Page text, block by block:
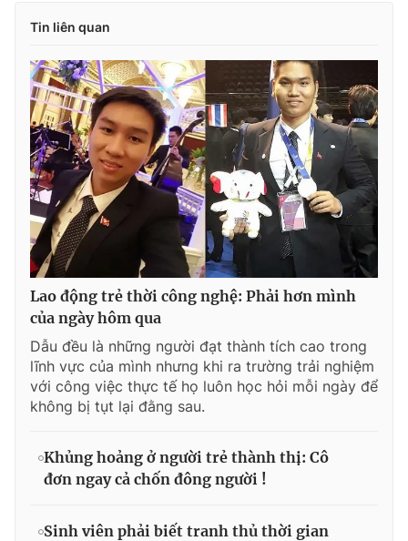
Tin liên quan
Lao động trẻ thời công nghệ: Phải hơn mình
của ngày hôm qua
Dẫu đều là những người đạt thành tích cao trong
lĩnh vực của mình nhưng khi ra trường trải nghiệm
với công việc thực tế họ luôn học hỏi mỗi ngày để
không bị tụt lại đằng sau.
Khủng hoảng ở người trẻ thành thị: Cô
đơn ngay cả chốn đông người !
Sinh viên phải biết tranh thủ thời gian